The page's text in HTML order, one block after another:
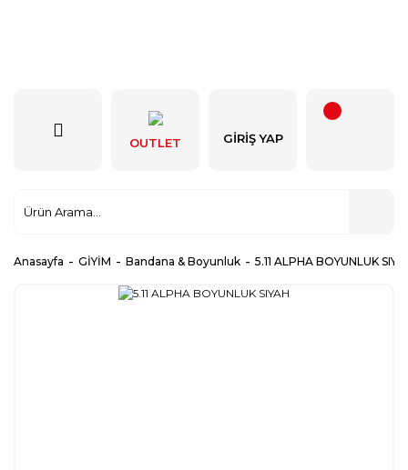
OUTLET GIRIŞ YAP
Anasayfa GİYİM Bandana & Boyunluk 5.11 ALPHA BOYUNLUK